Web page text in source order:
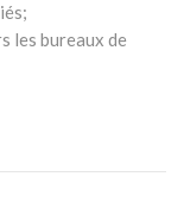
les bureaux de